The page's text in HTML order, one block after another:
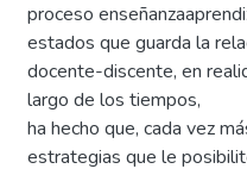
proceso
estados que guarda la
docente-discente, en
largo de los tiempos,
ha hecho que, cada vez
estrategias que le